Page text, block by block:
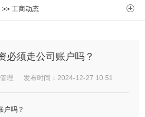
>> 工商动态 
必须走公司账户吗？
管理 发布时间：2024-12-27 10:51
户吗？